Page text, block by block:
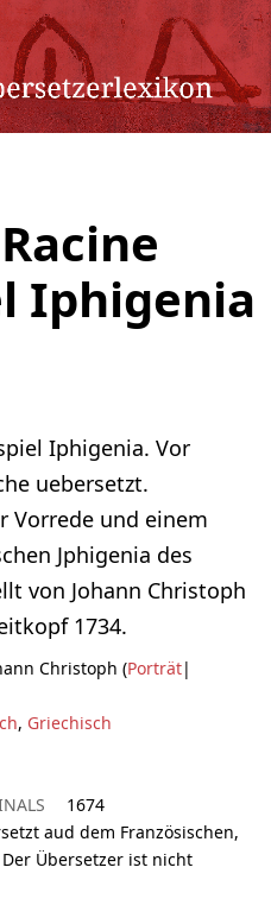
Iphigenia
Iphigenia. Vor
uebersetzt.
Vorrede und einem
Jphigenia des
von Johann Christoph
1734.
Christoph (Porträt|
, Griechisch
1674
aud dem Französischen,
Übersetzer ist nicht